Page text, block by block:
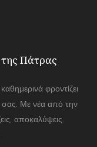
Πάτρας
φροντίζει
σας. Με νέα από την
αποκαλύψεις.